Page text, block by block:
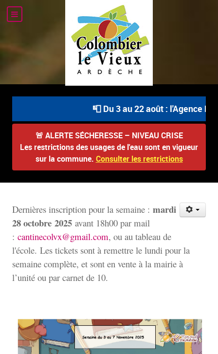
📮 Du 3 au 22 août : l'Agence
🚨 ALERTE SÉCHERESSE – NIVEAU CRISE
Les restrictions des usages de l'eau sont en vigueur
sur la commune. Consulter les restrictions
Dernières inscription pour la semaine : mardi
28 octobre 2025 avant 18h00 par mail
: cantinecolvx@gmail.com, ou au tableau de
l'école. Les tickets sont à remettre le lundi pour la
semaine complète, et sont en vente à la mairie à
l’unité ou par carnet de 10.